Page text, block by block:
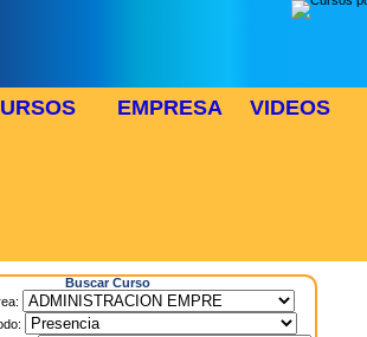
EMPRESA VIDEOS
Buscar Curso